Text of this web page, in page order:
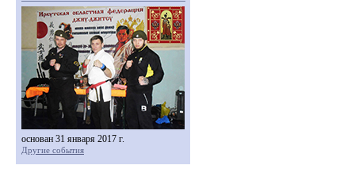
основан 31 января 2017 г.
Другие события